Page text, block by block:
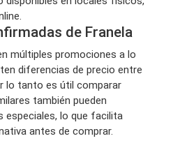
de Franela
múltiples promociones a lo
diferencias de precio entre
lo tanto es útil comparar
también pueden
especiales, lo que facilita
antes de comprar.